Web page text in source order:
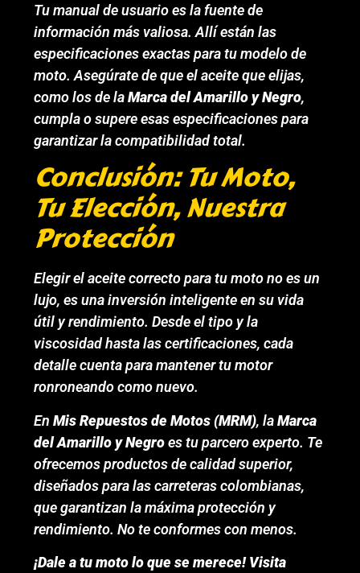
Tu manual de usuario es la fuente de
información más valiosa. Allí están las
especificaciones exactas para tu modelo de
moto. Asegúrate de que el aceite que elijas,
como los de laMarca del Amarillo y Negro,
cumpla o supere esas especificaciones para
garantizar la compatibilidad total.
Conclusión: Tu Moto,
Tu Elección, Nuestra
Protección
Elegir el aceite correcto para tu moto no es un
lujo, es una inversión inteligente en su vida
útil y rendimiento. Desde el tipo y la
viscosidad hasta las certificaciones, cada
detalle cuenta para mantener tu motor
ronroneando como nuevo.
EnMis Repuestos de Motos (MRM), laMarca
del Amarillo y Negroes tu parcero experto. Te
ofrecemos productos de calidad superior,
diseñados para las carreteras colombianas,
que garantizan la máxima protección y
rendimiento. No te conformes con menos.
¡Dale a tu moto lo que se merece! Visita